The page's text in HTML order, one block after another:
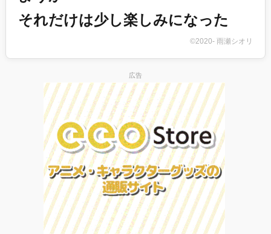
それだけは少し楽しみになった
©2020- 雨瀬シオリ
広告